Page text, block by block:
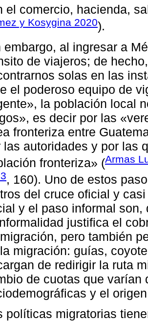
el comercio, hacienda,
y Kosygina 2020).
embargo, al ingresar a
de viajeros; de
solas en las
el poderoso equipo de
la población local
es decir por las
fronteriza entre
las autoridades y por las
fronteriza» (Armas
, 160). Uno de estos
del cruce oficial y
y el paso informal
justifica el
pero también
migración: guías,
de redirigir la ruta
de cuotas que
y el
políticas migratorias